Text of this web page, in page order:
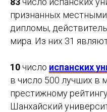
признанных
дипломы,
мира. Из них 31
10число испанских
в число 500 лучших в
престижному
Шанхайский